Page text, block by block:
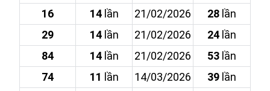
16
14lần 21/02/2026 28 lần
29
14lần 21/02/2026 24 lần
84
14lần 21/02/2026 53 lần
74
11 lần 14/03/2026 39 lần